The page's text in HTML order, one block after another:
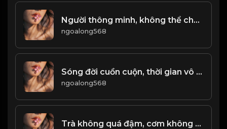
Người thông minh, không thể chết trong tính chất xấu này! Đạo
ngoalong568
Sóng đời cuồn cuộn, thời gian vô tình. Chỉ có kiếp phù sinh là hữu hạn! & Đạo
ngoalong568
Trà không quá đậm, cơm không quá no! & Đạo